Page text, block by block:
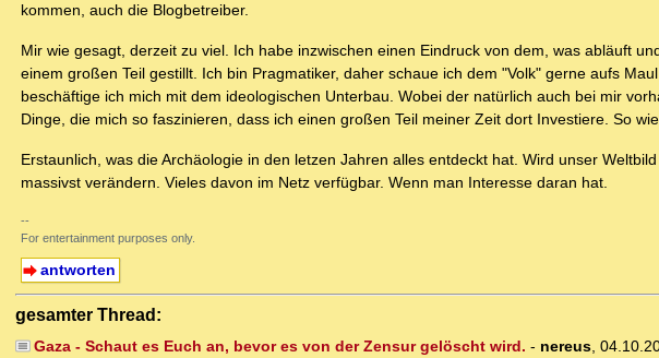
kommen, auch die Blogbetreiber.
Mir wie gesagt, derzeit zu viel. Ich habe inzwischen einen Eindruck von dem, was abläuft
einem großen Teil gestillt. Ich bin Pragmatiker, daher schaue ich dem "Volk" gerne aufs
beschäftige ich mich mit dem ideologischen Unterbau. Wobei der natürlich auch bei mir
Dinge, die mich so faszinieren, dass ich einen großen Teil meiner Zeit dort Investiere. So
Erstaunlich, was die Archäologie in den letzen Jahren alles entdeckt hat. Wird unser
massivst verändern. Vieles davon im Netz verfügbar. Wenn man Interesse daran hat.
--
For entertainment purposes only.
antworten
gesamter Thread:
Gaza - Schaut es Euch an, bevor es von der Zensur gelöscht wird. - nereus,